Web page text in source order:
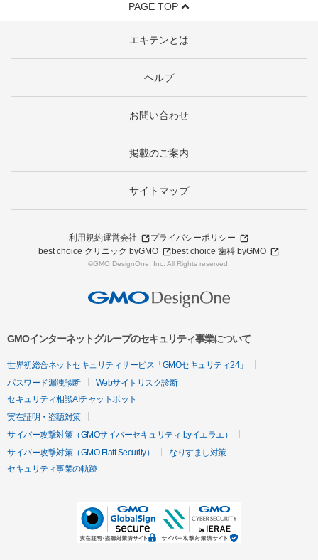
PAGE TOP
エキテンとは
ヘルプ
お問い合わせ
掲載のご案内
サイトマップ
利用規約運営会社
プライバシーポリシー
best choice クリニック byGMO
best choice 歯科 byGMO
©GMO DesignOne, Inc. All Rights reserved.
GMOインターネットグループのセキュリティ事業について
世界初総合ネットセキュリティサービス「GMOセキュリティ24」
パスワード漏洩診断
Webサイトリスク診断
セキュリティ相談AIチャットボット
実在証明・盗聴対策
サイバー攻撃対策（GMOサイバーセキュリティ byイエラエ）
サイバー攻撃対策（GMO Flatt Security）
なりすまし対策
セキュリティ事業の軌跡